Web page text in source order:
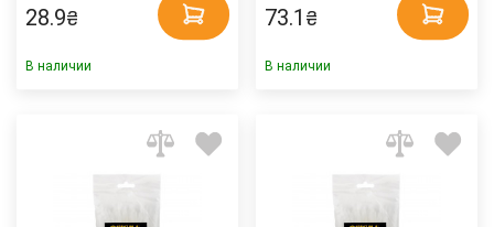
28.9₴
В наличии
73.1 ₴
В наличии